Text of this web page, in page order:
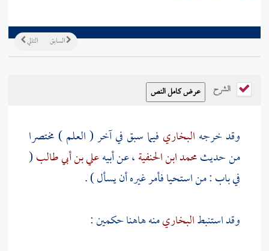
التالي السابق
الشرح
وقد خرجه البخاري فيما سبق في آخر ( العلم ) مختصرا
من حديثمحمد ابن الحنفية، عن أبيهعلي بن أبي طالب(
في باب : من استحيا فأمر غيره أن يسأل ) .
وقد استنبطالبخاريمنه هاهنا حكمين :